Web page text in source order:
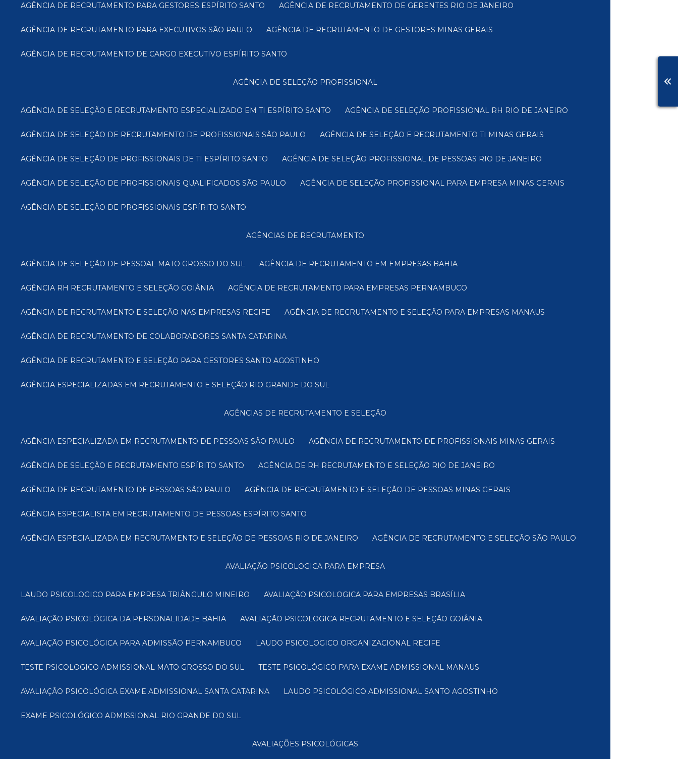
AGÊNCIA DE RECRUTAMENTO PARA GESTORES ESPÍRITO SANTO AGÊNCIA DE RECRUTAMENTO DE GERENTES RIO DE JANEIRO
AGÊNCIA DE RECRUTAMENTO PARA EXECUTIVOS SÃO PAULO AGÊNCIA DE RECRUTAMENTO DE GESTORES MINAS GERAIS
AGÊNCIA DE RECRUTAMENTO DE CARGO EXECUTIVO ESPÍRITO SANTO
AGÊNCIA DE SELEÇÃO PROFISSIONAL
AGÊNCIA DE SELEÇÃO E RECRUTAMENTO ESPECIALIZADO EM TI ESPÍRITO SANTO AGÊNCIA DE SELEÇÃO PROFISSIONAL RH RIO DE JANEIRO
AGÊNCIA DE SELEÇÃO DE RECRUTAMENTO DE PROFISSIONAIS SÃO PAULO AGÊNCIA DE SELEÇÃO E RECRUTAMENTO TI MINAS GERAIS
AGÊNCIA DE SELEÇÃO DE PROFISSIONAIS DE TI ESPÍRITO SANTO AGÊNCIA DE SELEÇÃO PROFISSIONAL DE PESSOAS RIO DE JANEIRO
AGÊNCIA DE SELEÇÃO DE PROFISSIONAIS QUALIFICADOS SÃO PAULO AGÊNCIA DE SELEÇÃO PROFISSIONAL PARA EMPRESA MINAS GERAIS
AGÊNCIA DE SELEÇÃO DE PROFISSIONAIS ESPÍRITO SANTO
AGÊNCIAS DE RECRUTAMENTO
AGÊNCIA DE SELEÇÃO DE PESSOAL MATO GROSSO DO SUL AGÊNCIA DE RECRUTAMENTO EM EMPRESAS BAHIA
AGÊNCIA RH RECRUTAMENTO E SELEÇÃO GOIÂNIA AGÊNCIA DE RECRUTAMENTO PARA EMPRESAS PERNAMBUCO
AGÊNCIA DE RECRUTAMENTO E SELEÇÃO NAS EMPRESAS RECIFE AGÊNCIA DE RECRUTAMENTO E SELEÇÃO PARA EMPRESAS MANAUS
AGÊNCIA DE RECRUTAMENTO DE COLABORADORES SANTA CATARINA
AGÊNCIA DE RECRUTAMENTO E SELEÇÃO PARA GESTORES SANTO AGOSTINHO
AGÊNCIA ESPECIALIZADAS EM RECRUTAMENTO E SELEÇÃO RIO GRANDE DO SUL
AGÊNCIAS DE RECRUTAMENTO E SELEÇÃO
AGÊNCIA ESPECIALIZADA EM RECRUTAMENTO DE PESSOAS SÃO PAULO AGÊNCIA DE RECRUTAMENTO DE PROFISSIONAIS MINAS GERAIS
AGÊNCIA DE SELEÇÃO E RECRUTAMENTO ESPÍRITO SANTO AGÊNCIA DE RH RECRUTAMENTO E SELEÇÃO RIO DE JANEIRO
AGÊNCIA DE RECRUTAMENTO DE PESSOAS SÃO PAULO AGÊNCIA DE RECRUTAMENTO E SELEÇÃO DE PESSOAS MINAS GERAIS
AGÊNCIA ESPECIALISTA EM RECRUTAMENTO DE PESSOAS ESPÍRITO SANTO
AGÊNCIA ESPECIALIZADA EM RECRUTAMENTO E SELEÇÃO DE PESSOAS RIO DE JANEIRO AGÊNCIA DE RECRUTAMENTO E SELEÇÃO SÃO PAULO
AVALIAÇÃO PSICOLOGICA PARA EMPRESA
LAUDO PSICOLOGICO PARA EMPRESA TRIÂNGULO MINEIRO AVALIAÇÃO PSICOLOGICA PARA EMPRESAS BRASÍLIA
AVALIAÇÃO PSICOLÓGICA DA PERSONALIDADE BAHIA AVALIAÇÃO PSICOLOGICA RECRUTAMENTO E SELEÇÃO GOIÂNIA
AVALIAÇÃO PSICOLÓGICA PARA ADMISSÃO PERNAMBUCO LAUDO PSICOLOGICO ORGANIZACIONAL RECIFE
TESTE PSICOLOGICO ADMISSIONAL MATO GROSSO DO SUL TESTE PSICOLÓGICO PARA EXAME ADMISSIONAL MANAUS
AVALIAÇÃO PSICOLÓGICA EXAME ADMISSIONAL SANTA CATARINA LAUDO PSICOLÓGICO ADMISSIONAL SANTO AGOSTINHO
EXAME PSICOLÓGICO ADMISSIONAL RIO GRANDE DO SUL
AVALIAÇÕES PSICOLÓGICAS